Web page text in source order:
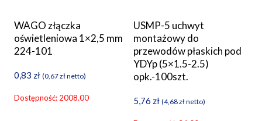
WAGO złączka
oświetleniowa 1×2,5 mm
224-101
0,83 zł (0,67złnetto)
Dostępność: 2008.00
USMP-5 uchwyt
montażowy do
przewodów płaskich pod
YDYp (5×1.5-2.5)
opk.-100szt.
5,76 zł (4,68złnetto)